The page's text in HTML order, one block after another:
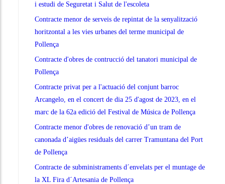
i estudi de Seguretat i Salut de l'escoleta
Contracte menor de serveis de repintat de la senyalització
horitzontal a les vies urbanes del terme municipal de
Pollença
Contracte d'obres de contrucció del tanatori municipal de
Pollença
Contracte privat per a l'actuació del conjunt barroc
Arcangelo, en el concert de dia 25 d'agost de 2023, en el
marc de la 62a edició del Festival de Música de Pollença
Contracte menor d'obres de renovació d’un tram de
canonada d’aigües residuals del carrer Tramuntana del Port
de Pollença
Contracte de subministraments d´envelats per el muntage de
la XL Fira d´Artesania de Pollença